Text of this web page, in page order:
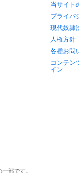
当サイト
プライバ
現代奴隷
人権方針
各種お問
コンテン
イン
部です。